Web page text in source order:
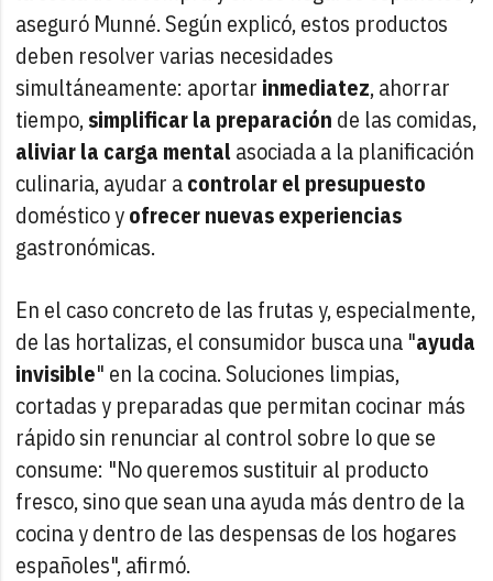
aseguró Munné. Según explicó, estos productos
deben resolver varias necesidades
simultáneamente: aportar inmediatez, ahorrar
tiempo,simplificar la preparación de las comidas,
aliviar la carga mentalasociada a la planificación
culinaria, ayudar acontrolar el presupuesto
doméstico yofrecer nuevas experiencias
gastronómicas.
En el caso concreto de las frutas y, especialmente,
de las hortalizas, el consumidor busca una "ayuda
invisible" en la cocina. Soluciones limpias,
cortadas y preparadas que permitan cocinar más
rápido sin renunciar al control sobre lo que se
consume: "No queremos sustituir al producto
fresco, sino que sean una ayuda más dentro de la
cocina y dentro de las despensas de los hogares
españoles", afirmó.